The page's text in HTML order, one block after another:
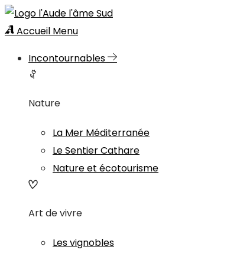
Accueil Menu
Incontournables
Nature
La Mer Méditerranée
Le Sentier Cathare
Nature et écotourisme
Art de vivre
Les vignobles